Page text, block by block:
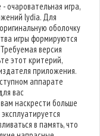
очаровательная игра,
lydia. Для
оболочку
игры формируются
версия
этот критерий,
приложения.
аппарате
вас
наскрести больше
в память, что